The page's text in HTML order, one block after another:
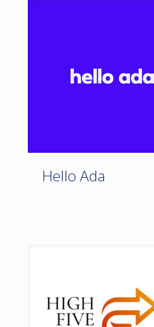
Hello Ada